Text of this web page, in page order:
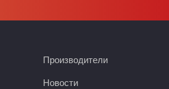
Производители
Новости